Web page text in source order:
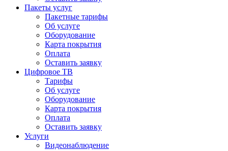
Пакеты услуг
Пакетные тарифы
Об услуге
Оборудование
Карта покрытия
Оплата
Оставить заявку
Цифровое ТВ
Тарифы
Об услуге
Оборудование
Карта покрытия
Оплата
Оставить заявку
Услуги
Видеонаблюдение